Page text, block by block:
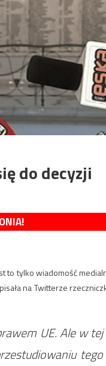
do decyzji
to tylko wiadomość
na Twitterze
UE. Ale w tej
tego